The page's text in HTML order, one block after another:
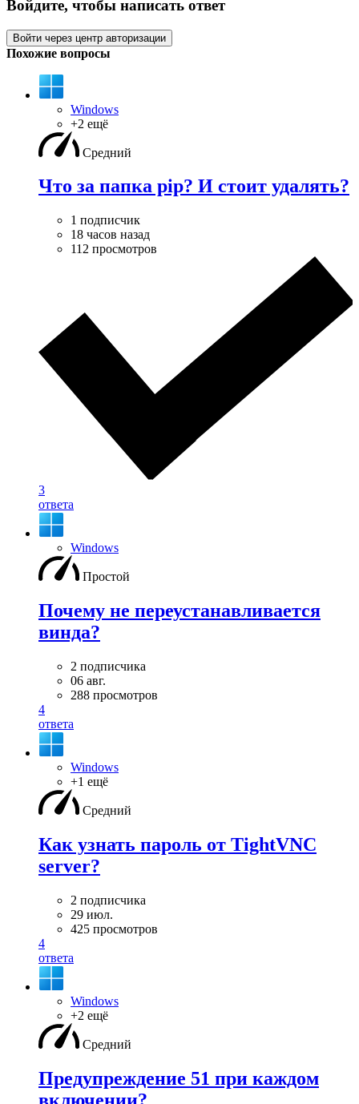
Войдите, чтобы написать ответ
Войти через центр авторизации
Похожие вопросы
Windows
+2 ещё
Средний
Что за папка pip? И стоит удалять?
1 подписчик
18 часов назад
112 просмотров
3
ответа
Windows
Простой
Почему не переустанавливается
винда?
2 подписчика
06 авг.
288 просмотров
4
ответа
Windows
+1 ещё
Средний
Как узнать пароль от TightVNC
server?
2 подписчика
29 июл.
425 просмотров
4
ответа
Windows
+2 ещё
Средний
Предупреждение 51 при каждом
включении?